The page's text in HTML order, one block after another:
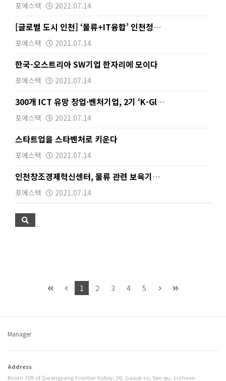
포에스텍 2021.07.14
[글로벌 도시 인천] ‘물류+IT융합’ 인천청년 巨商의…
포에스텍 2021.07.14
한국-오스트리아 SW기업 한자리에 모이다
포에스텍 2021.07.14
300개 ICT 유망 창업·벤처기업, 2기 ‘K-Glo…
포에스텍 2021.07.14
스타트업을 스타벤처로 키운다
포에스텍 2021.07.14
인천창조경제혁신센터, 물류 관련 보육기업 대상 국제물류…
포에스텍 2021.07.14
1 2 3 4 5
Manager
Address
Room 709 of Gwangyang Frontier Valley, 30, Gasuk-ro, Seo-gu, Incheon